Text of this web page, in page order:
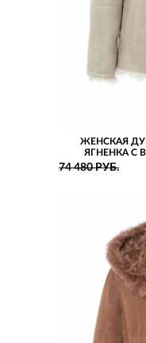
ЖЕНСКАЯ
ЯГНЕНКА С
74 480 РУБ.